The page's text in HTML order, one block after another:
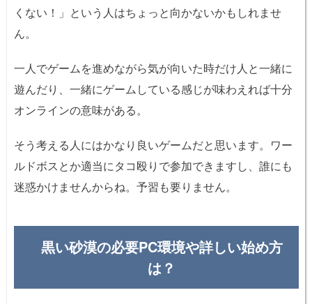
くない！」という人はちょっと向かないかもしれませ
ん。
一人でゲームを進めながら気が向いた時だけ人と一緒に
遊んだり、一緒にゲームしている感じが味わえれば十分
オンラインの意味がある。
そう考える人にはかなり良いゲームだと思います。ワー
ルドボスとか適当にタコ殴りで参加できますし、誰にも
迷惑かけませんからね。予習も要りません。
黒い砂漠の必要PC環境や詳しい始め方
は？